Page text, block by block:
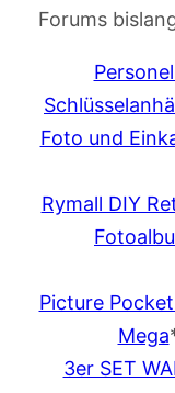
Forums
Foto und
Rymall DIY
Picture
Mega
3er SET